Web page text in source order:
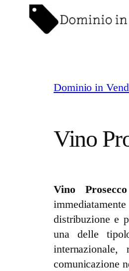
Dominio in
Vino
Vino
distribuzione e
una delle
comunicazione